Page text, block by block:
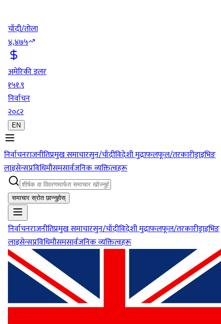
चाँदी/तोला
४,४७५
अमेरिकी डलर
१५१.९
निर्वाचन
२०८२
EN
निर्वाचनराजनीतिप्रमुख समाचारसुन/चाँदीविदेशी मुद्राफलफूल/तरकारीड्राइभिङ
लाइसेन्सप्रविधिमौसमसार्वजनिक व्यक्तित्वहरू
समाचार स्रोत छान्नुहोस्
निर्वाचनराजनीतिप्रमुख समाचारसुन/चाँदीविदेशी मुद्राफलफूल/तरकारीड्राइभिङ
लाइसेन्सप्रविधिमौसमसार्वजनिक व्यक्तित्वहरू